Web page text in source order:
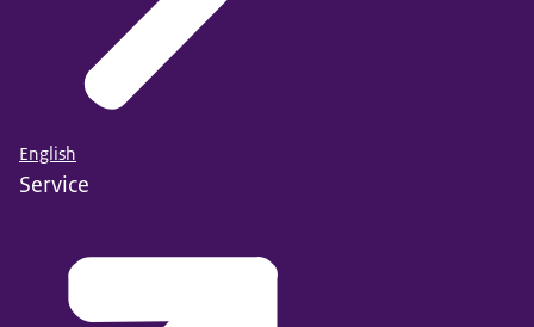
English
Service